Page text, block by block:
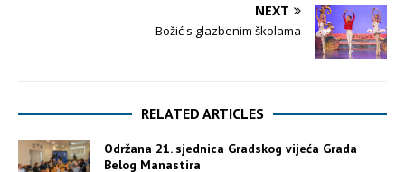
NEXT
Božić s glazbenim školama
RELATED ARTICLES
Održana 21. sjednica Gradskog vijeća Grada
Belog Manastira